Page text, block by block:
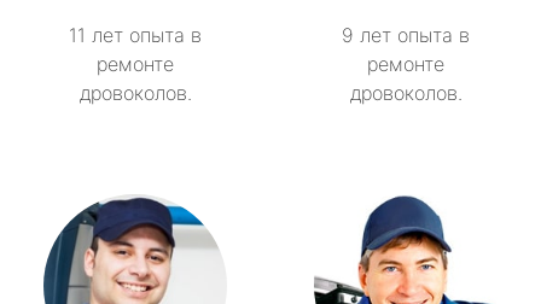
11 лет опыта в
ремонте
дровоколов.
9 лет опыта в
ремонте
дровоколов.